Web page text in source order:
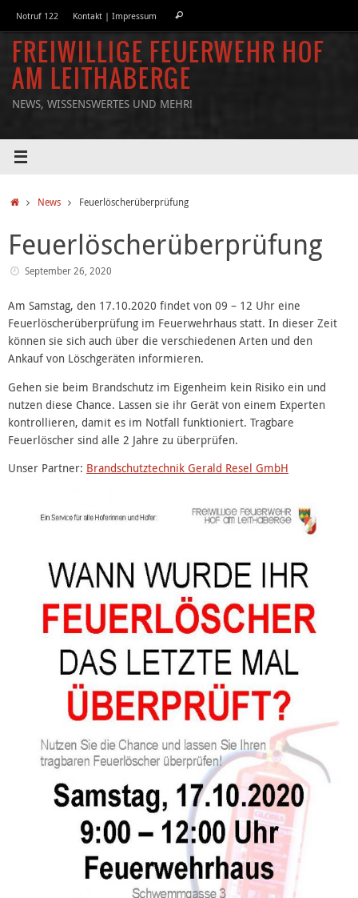
content
Notruf 122 Kontakt | Impressum Search
FREIWILLIGE FEUERWEHR HOF
AM LEITHABERGE
NEWS, WISSENSWERTES UND MEHR!
HomeNews Feuerlöscherüberprüfung
Feuerlöscherüberprüfung
September 26, 2020
Am Samstag, den 17.10.2020 findet von 09 – 12 Uhr eine
Feuerlöscherüberprüfung im Feuerwehrhaus statt. In dieser Zeit
können sie sich auch über die verschiedenen Arten und den
Ankauf von Löschgeräten informieren.
Gehen sie beim Brandschutz im Eigenheim kein Risiko ein und
nutzen diese Chance. Lassen sie ihr Gerät von einem Experten
kontrollieren, damit es im Notfall funktioniert. Tragbare
Feuerlöscher sind alle 2 Jahre zu überprüfen.
Unser Partner: Brandschutztechnik Gerald Resel GmbH